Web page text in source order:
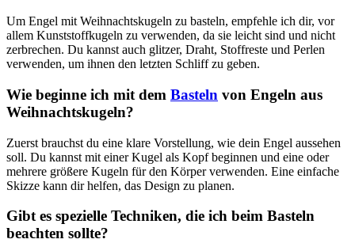
Um ⁣Engel ‍mit Weihnachtskugeln zu ​basteln, empfehle ich ‌dir, vor
allem Kunststoffkugeln zu verwenden, da sie leicht ‌sind und nicht
zerbrechen. Du kannst auch glitzer, Draht, Stoffreste und Perlen
verwenden, um ihnen den letzten Schliff zu geben.
Wie beginne ich mit dem ‌ Basteln von Engeln aus
Weihnachtskugeln?
Zuerst brauchst du ‍eine klare Vorstellung, ⁤wie dein ​Engel aussehen
soll. Du kannst mit einer Kugel als Kopf beginnen und eine oder
mehrere größere Kugeln für​ den Körper verwenden. Eine einfache
Skizze kann dir helfen, das Design zu planen.
Gibt es spezielle ‍Techniken, die ich beim ⁣Basteln
beachten sollte?